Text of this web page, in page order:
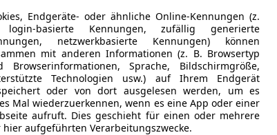
Endgeräte- oder ähnliche Online-Kennungen (z.
basierte Kennungen, zufällig generierte
netzwerkbasierte Kennungen) können
mit anderen Informationen (z. B. Browsertyp
Browserinformationen, Sprache, Bildschirmgröße,
Technologien usw.) auf Ihrem Endgerät
oder von dort ausgelesen werden, um es
Mal wiederzuerkennen, wenn es eine App oder einer
aufruft. Dies geschieht für einen oder mehrere
hier aufgeführten Verarbeitungszwecke.